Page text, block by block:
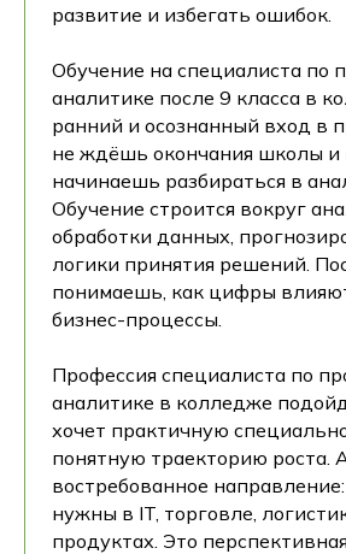
развитие и избегать ошибок.
Обучение на специалиста по
аналитике после 9 класса в
ранний и осознанный вход в
не ждёшь окончания школы и
начинаешь разбираться в
Обучение строится вокруг
обработки данных,
логики принятия решений.
понимаешь, как цифры
бизнес-процессы.
Профессия специалиста по
аналитике в колледже
хочет практичную
понятную траекторию роста.
востребованное
нужны в IT, торговле,
продуктах. Это